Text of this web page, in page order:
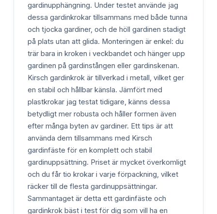
gardinupphängning. Under testet använde jag
dessa gardinkrokar tillsammans med både tunna
och tjocka gardiner, och de höll gardinen stadigt
på plats utan att glida. Monteringen är enkel: du
trär bara in kroken i veckbandet och hänger upp
gardinen på gardinstången eller gardinskenan.
Kirsch gardinkrok är tillverkad i metall, vilket ger
en stabil och hållbar känsla. Jämfört med
plastkrokar jag testat tidigare, känns dessa
betydligt mer robusta och håller formen även
efter många byten av gardiner. Ett tips är att
använda dem tillsammans med Kirsch
gardinfäste för en komplett och stabil
gardinuppsättning. Priset är mycket överkomligt
och du får tio krokar i varje förpackning, vilket
räcker till de flesta gardinuppsättningar.
Sammantaget är detta ett gardinfäste och
gardinkrok bäst i test för dig som vill ha en